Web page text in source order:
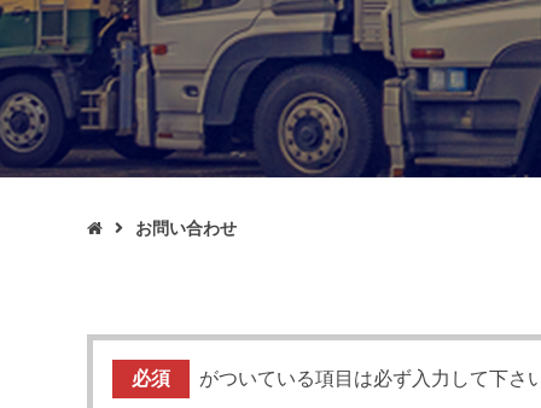
 お問い合わせ
必須 がついている項目は必ず入力して下さ